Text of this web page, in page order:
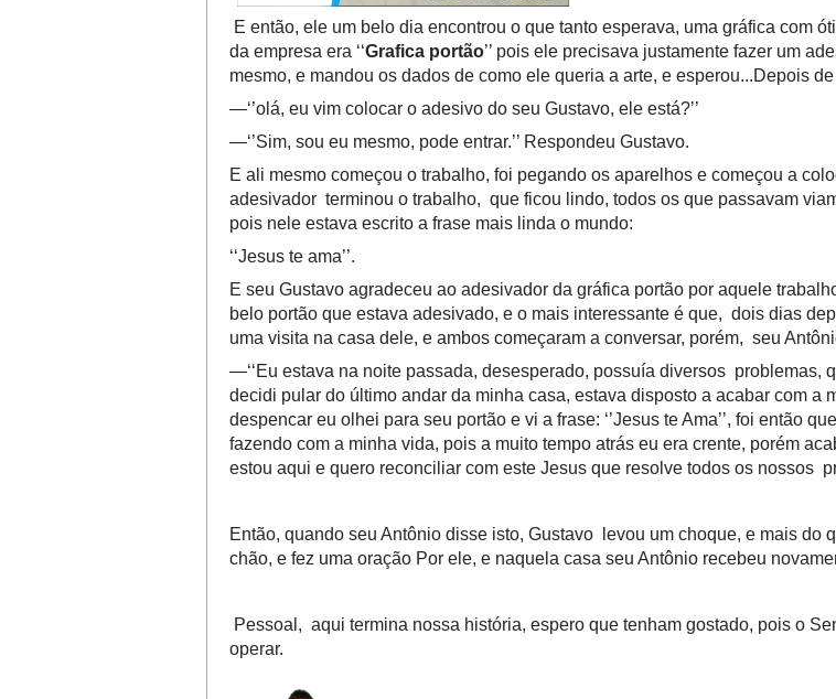
E então, ele um belo dia encontrou o que tanto esperava, uma gráfica com
da empresa era ‘‘Grafica portão’’ pois ele precisava justamente fazer um
mesmo, e mandou os dados de como ele queria a arte, e esperou...Depois
—‘’olá, eu vim colocar o adesivo do seu Gustavo, ele está?’’
—‘’Sim, sou eu mesmo, pode entrar.’’ Respondeu Gustavo.
E ali mesmo começou o trabalho, foi pegando os aparelhos e começou a
adesivador terminou o trabalho, que ficou lindo, todos os que passavam
pois nele estava escrito a frase mais linda o mundo:
‘‘Jesus te ama’’.
E seu Gustavo agradeceu ao adesivador da gráfica portão por aquele
belo portão que estava adesivado, e o mais interessante é que, dois dias
uma visita na casa dele, e ambos começaram a conversar, porém, seu
—‘‘Eu estava na noite passada, desesperado, possuía diversos problemas,
decidi pular do último andar da minha casa, estava disposto a acabar com a
despencar eu olhei para seu portão e vi a frase: ‘’Jesus te Ama’’, foi então
fazendo com a minha vida, pois a muito tempo atrás eu era crente, porém
estou aqui e quero reconciliar com este Jesus que resolve todos os nossos
Então, quando seu Antônio disse isto, Gustavo levou um choque, e mais
chão, e fez uma oração Por ele, e naquela casa seu Antônio recebeu
Pessoal, aqui termina nossa história, espero que tenham gostado, pois o
operar.